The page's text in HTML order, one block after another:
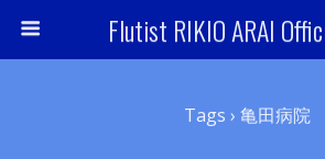
Flutist RIKIO ARAI
Tags › 亀田病院